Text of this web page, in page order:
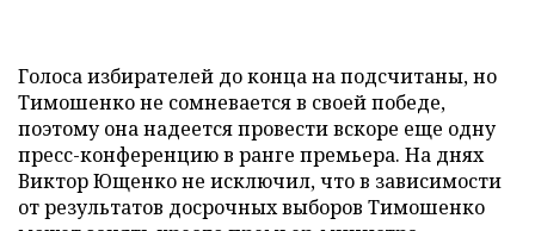
Голоса избирателей до конца на подсчитаны, но
Тимошенко не сомневается в своей победе,
поэтому она надеется провести вскоре еще одну
пресс-конференцию в ранге премьера. На днях
Виктор Ющенко не исключил, что в зависимости
от результатов досрочных выборов Тимошенко